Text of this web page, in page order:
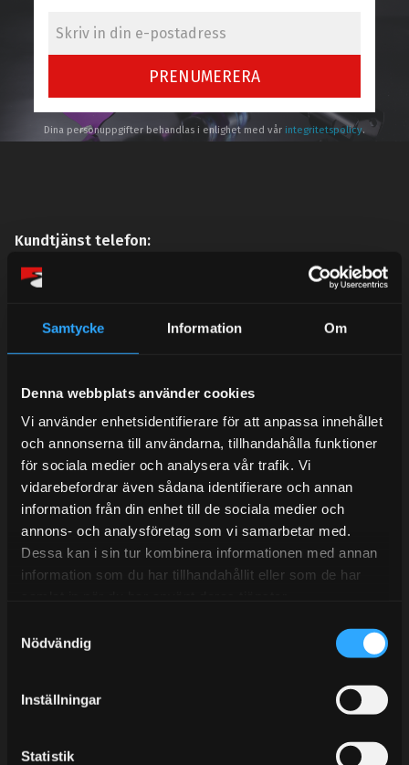
Samtycke Information Om
Denna webbplats använder cookies
Vi använder enhetsidentifierare för att anpassa innehållet
och annonserna till användarna, tillhandahålla funktioner
för sociala medier och analysera vår trafik. Vi
vidarebefordrar även sådana identifierare och annan
information från din enhet till de sociala medier och
annons- och analysföretag som vi samarbetar med.
Dessa kan i sin tur kombinera informationen med annan
information som du har tillhandahållit eller som de har
Nödvändig
Inställningar
Statistik
PRENUMERERA
Dina personuppgifter behandlas i enlighet med vår integritetspolicy.
Kundtjänst telefon:
Semestertider.
under sommaren men med viss fördröjning. 2/7 -9/7 är
det helt stängt.
Tel:031- 51 66 60
E-post:info@streetperformance.se
KUNSKAPSCENTER
KUNDTJÄNST